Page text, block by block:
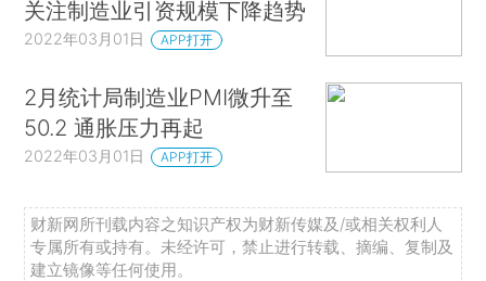
关注制造业引资规模下降趋势
2022年03月01日 APP打开
2月统计局制造业PMI微升至
50.2 通胀压力再起
2022年03月01日 APP打开
财新网所刊载内容之知识产权为财新传媒及/或相关权利人
专属所有或持有。未经许可，禁止进行转载、摘编、复制及
建立镜像等任何使用。